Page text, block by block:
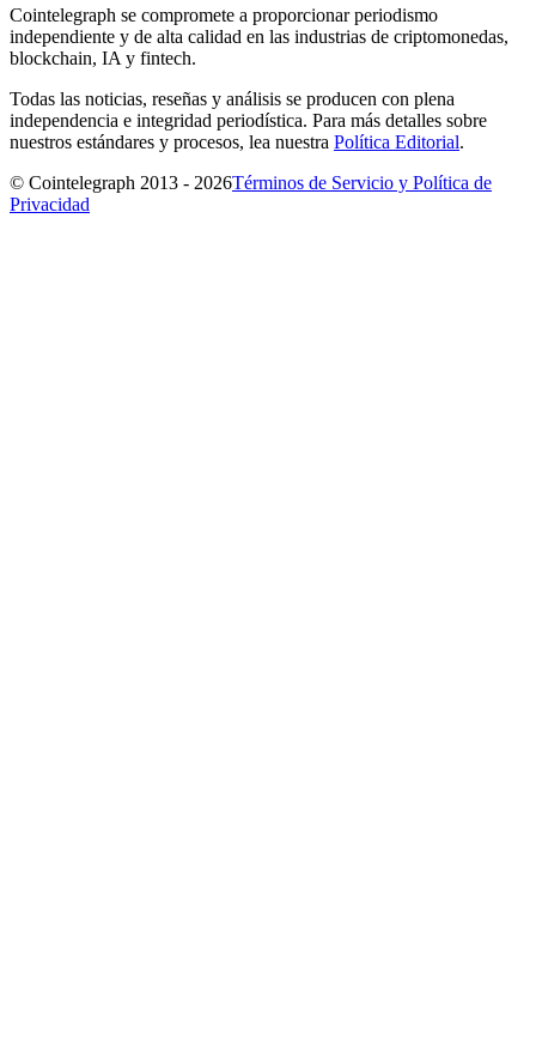
Cointelegraph se compromete a proporcionar periodismo
independiente y de alta calidad en las industrias de criptomonedas,
blockchain, IA y fintech.
Todas las noticias, reseñas y análisis se producen con plena
independencia e integridad periodística. Para más detalles sobre
nuestros estándares y procesos, lea nuestra Política Editorial.
© Cointelegraph 2013 - 2026Términos de Servicio y Política de
Privacidad